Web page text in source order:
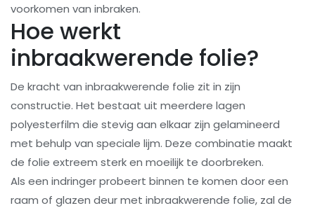
voorkomen van inbraken.
Hoe werkt
inbraakwerende folie?
De kracht van inbraakwerende folie zit in zijn
constructie. Het bestaat uit meerdere lagen
polyesterfilm die stevig aan elkaar zijn gelamineerd
met behulp van speciale lijm. Deze combinatie maakt
de folie extreem sterk en moeilijk te doorbreken.
Als een indringer probeert binnen te komen door een
raam of glazen deur met inbraakwerende folie, zal de